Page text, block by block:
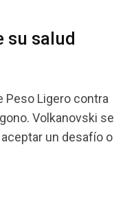
su salud
Peso Ligero contra
Volkanovski se
un desafío o